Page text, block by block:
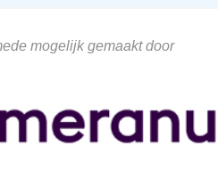
mogelijk gemaakt door